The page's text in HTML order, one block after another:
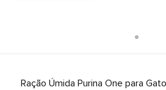
Ração Úmida Purina One para